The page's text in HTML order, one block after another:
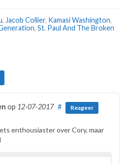
, Jacob Collier, Kamasi Washington,
, St. Paul And The Broken
op 12-07-2017 # Reageer
enthousiaster over Cory, maar